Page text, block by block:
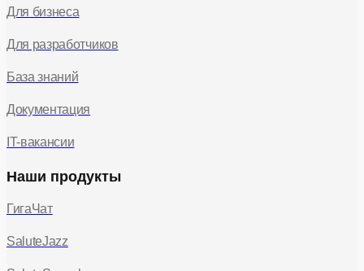
Для бизнеса
Для разработчиков
База знаний
Документация
IT-вакансии
Наши продукты
ГигаЧат
SaluteJazz